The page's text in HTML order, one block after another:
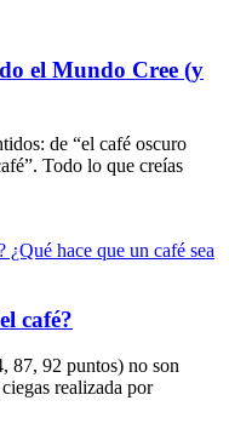
el Mundo Cree (y
de “el café oscuro
Todo lo que creías
café?
87, 92 puntos) no son
realizada por